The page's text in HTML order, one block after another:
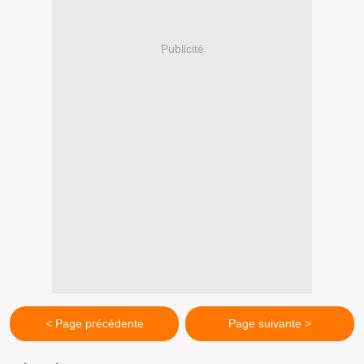
Publicité
< Page précédente Page suivante >